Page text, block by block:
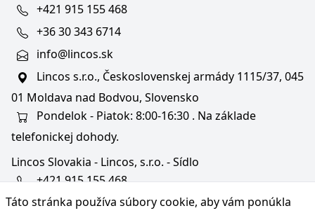
Táto stránka používa súbory cookie, aby vám ponúkla
+421 915 155 468
+36 30 343 6714
info@lincos.sk
Lincos s.r.o., Československej armády 1115/37, 045
01 Moldava nad Bodvou, Slovensko
Pondelok - Piatok: 8:00-16:30 . Na základe
telefonickej dohody.
Lincos Slovakia - Lincos, s.r.o. - Sídlo
+421 915 155 468
+36/30 343 6714